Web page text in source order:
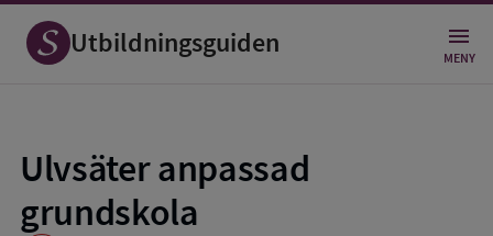
Utbildningsguiden MENY
Ulvsäter anpassad
grundskola
Spara
som
favorit